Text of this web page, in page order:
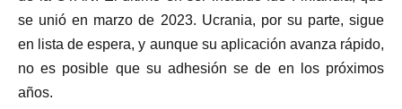
se unió en marzo de 2023. Ucrania, por su parte, sigue
en lista de espera, y aunque su aplicación avanza rápido,
no es posible que su adhesión se de en los próximos
años.